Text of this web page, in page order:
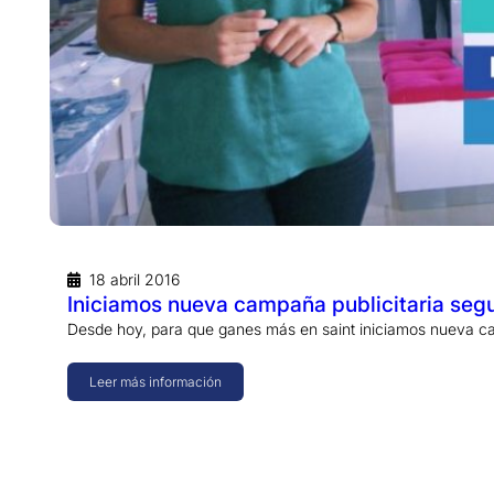
18 abril 2016
Iniciamos nueva campaña publicitaria
Desde hoy, para que ganes más en saint iniciamos nueva
Leer más información